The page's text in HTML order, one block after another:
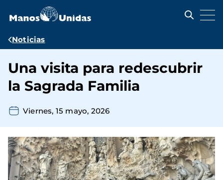
contenido
Ruta
navegación
Noticias
Una visita para redescubrir
la Sagrada Familia
Viernes, 15 mayo, 2026